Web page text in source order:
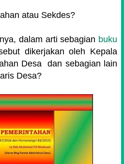
atau Sekdes?
dalam arti sebagian buku
dikerjakan oleh Kepala
Desa dan sebagian lain
Desa?